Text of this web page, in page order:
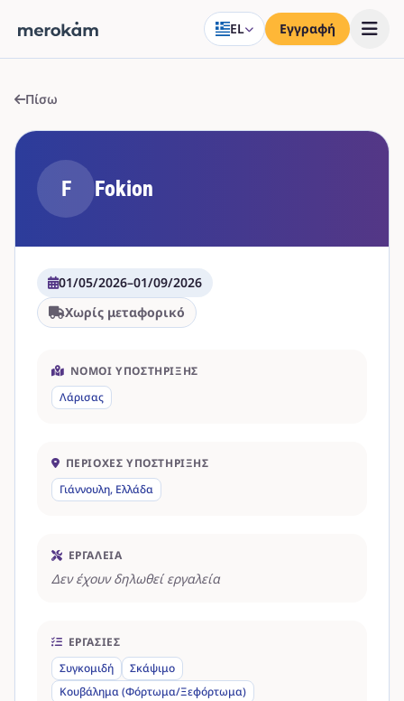
EL Εγγραφή
Πίσω
F Fokion
01/05/2026–01/09/2026
Χωρίς μεταφορικό
ΝΟΜΟΊ ΥΠΟΣΤΉΡΙΞΗΣ
Λάρισας
ΠΕΡΙΟΧΈΣ ΥΠΟΣΤΉΡΙΞΗΣ
Γιάννουλη, Ελλάδα
ΕΡΓΑΛΕΊΑ
Δεν έχουν δηλωθεί εργαλεία
ΕΡΓΑΣΊΕΣ
Συγκομιδή
Σκάψιμο
Κουβάλημα (Φόρτωμα/Ξεφόρτωμα)